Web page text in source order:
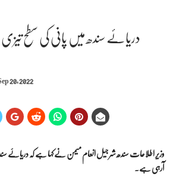
دریائے سندھ میں پانی کی سطح
20, 2022
وزیر اطلاعات سندھ شرجیل انعام میمن نے کہا ہے کہ دریائے
آرہی ہے۔